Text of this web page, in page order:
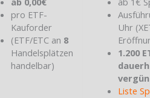
pro ETF-
Kauforder
(ETF/ETC an 8
Handelsplätzen
handelbar)
Uhr
1.200
Liste